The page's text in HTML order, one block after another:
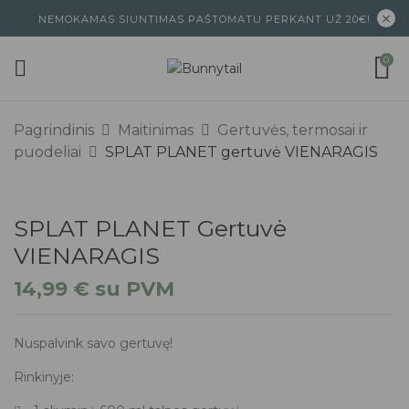
NEMOKAMAS SIUNTIMAS PAŠTOMATU PERKANT UŽ 20€!
0
Pagrindinis Maitinimas
Gertuvės, termosai ir
puodeliai
SPLAT PLANET gertuvė VIENARAGIS
SPLAT PLANET Gertuvė
VIENARAGIS
14,99 € su PVM
Nuspalvink savo gertuvę!
Rinkinyje: